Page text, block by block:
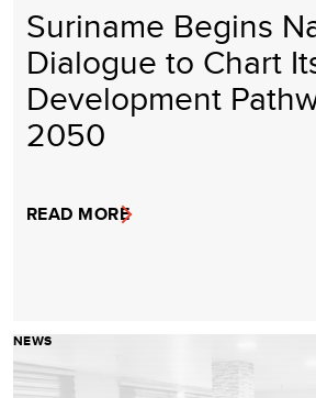
Suriname Begins
Dialogue to Chart
Development
2050
READ MORE
NEWS